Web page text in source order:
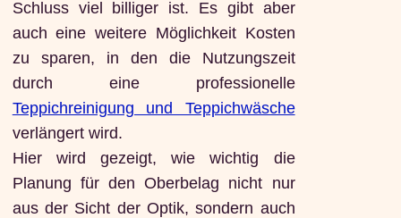
Schluss viel billiger ist. Es gibt aber
auch eine weitere Möglichkeit Kosten
zu sparen, in den die Nutzungszeit
durch eine professionelle
Teppichreinigung und Teppichwäsche
verlängert wird.
Hier wird gezeigt, wie wichtig die
Planung für den Oberbelag nicht nur
aus der Sicht der Optik, sondern auch